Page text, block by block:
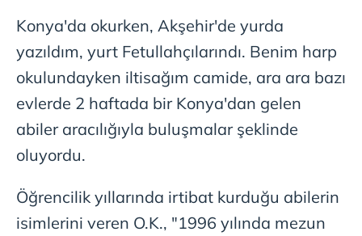
Konya'da okurken, Akşehir'de yurda
yazıldım, yurt Fetullahçılarındı. Benim harp
okulundayken iltisağım camide, ara ara bazı
evlerde 2 haftada bir Konya'dan gelen
abiler aracılığıyla buluşmalar şeklinde
oluyordu.
Öğrencilik yıllarında irtibat kurduğu abilerin
isimlerini veren O.K., "1996 yılında mezun